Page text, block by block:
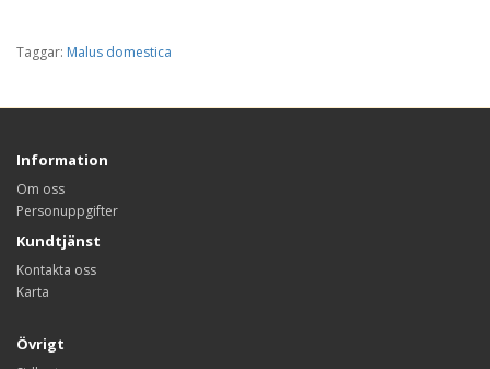
Taggar: Malus domestica
Information
Om oss
Personuppgifter
Kundtjänst
Kontakta oss
Karta
Övrigt